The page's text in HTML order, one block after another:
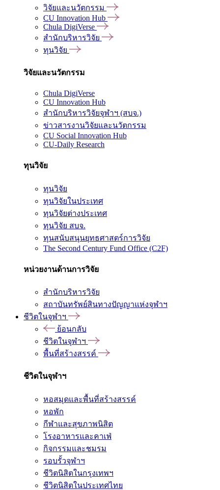
วิจัยและนวัตกรรม
CU Innovation Hub
Chula DigiVerse
สำนักบริหารวิจัย
ทุนวิจัย
วิจัยและนวัตกรรม
Chula DigiVerse
CU Innovation Hub
สำนักบริหารวิจัยจุฬาฯ (สบจ.)
ข่าวสารงานวิจัยและนวัตกรรม
CU Social Innovation Hub
CU-Daily Research
ทุนวิจัย
ทุนวิจัย
ทุนวิจัยในประเทศ
ทุนวิจัยต่างประเทศ
ทุนวิจัย สบจ.
ทุนสนับสนุนยุทธศาสตร์การวิจัย
The Second Century Fund Office (C2F)
หน่วยงานด้านการวิจัย
สำนักบริหารวิจัย
สถาบันทรัพย์สินทางปัญญาแห่งจุฬาฯ
ชีวิตในจุฬาฯ
ย้อนกลับ
ชีวิตในจุฬาฯ
พื้นที่สร้างสรรค์
ชีวิตในจุฬาฯ
หอสมุดและพื้นที่สร้างสรรค์
หอพัก
กีฬาและสุขภาพนิสิต
โรงอาหารและคาเฟ่
กิจกรรมและชมรม
รอบรั้วจุฬาฯ
ชีวิตนิสิตในกรุงเทพฯ
ชีวิตนิสิตในประเทศไทย